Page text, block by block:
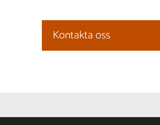
Kontakta oss